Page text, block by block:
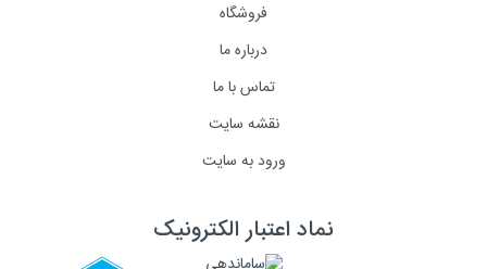
فروشگاه
درباره ما
تماس با ما
نقشه سایت
ورود به سایت
نماد اعتبار الکترونیک